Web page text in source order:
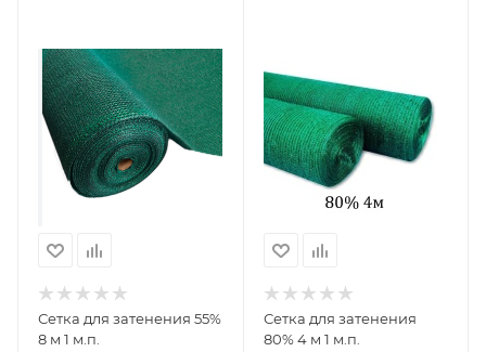
Сетка для затенения 55%
8 м 1 м.п.
Сетка для затенения
80% 4 м 1 м.п.